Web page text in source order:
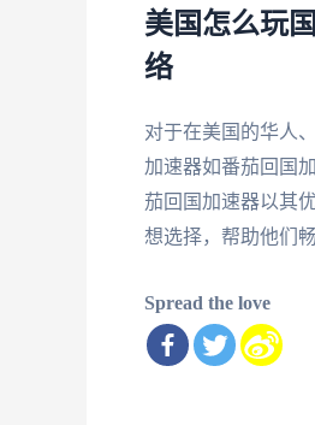
美国怎么玩
络
对于在美国的华人
加速器如番茄回国
茄回国加速器以其
想选择，帮助他们
Spread the love